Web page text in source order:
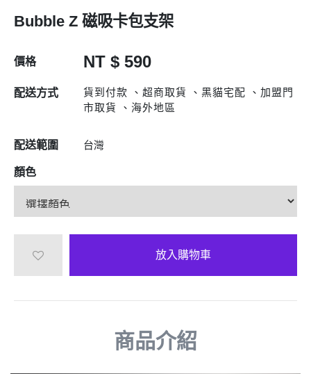
Bubble Z 磁吸卡包支架
價格 NT $ 590
配送方式
貨到付款 、超商取貨 、黑貓宅配 、加盟門
市取貨 、海外地區
配送範圍 台灣
顏色
放入購物車
商品介紹